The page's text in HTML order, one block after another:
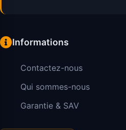
Informations
Contactez-nous
Qui sommes-nous
Garantie & SAV